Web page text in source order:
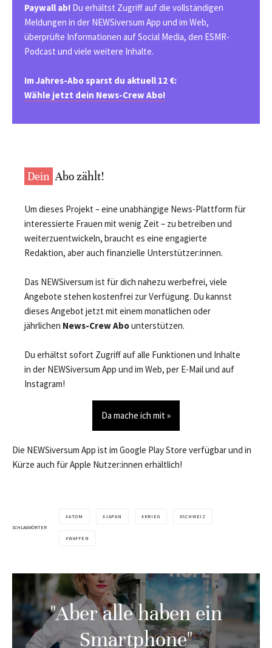
Paywall ab! Du erhältst Zugriff auf die vollständigen
Meldungen in der NEWSiversum App und im Web,
überprüfte Informationen auf Social Media, den ESMR-
Podcast und viele weitere Inhalte.
Im Jahres-Abo sparst du aktuell 12 €:
Wähle jetzt dein News-Crew Abo!
Dein Abo zählt!
Um dieses Projekt – eine unabhängige News-Plattform für
interessierte Frauen mit wenig Zeit – zu betreiben und
weiterzuentwickeln, braucht es eine engagierte
Redaktion, aber auch finanzielle Unterstützer:innen.
Das NEWSiversum ist für dich nahezu werbefrei, viele
Angebote stehen kostenfrei zur Verfügung. Du kannst
dieses Angebot jetzt mit einem monatlichen oder
jährlichen News-Crew Abounterstützen.
Du erhältst sofort Zugriff auf alle Funktionen und Inhalte
in der NEWSiversum App und im Web, per E-Mail und auf
Instagram!
Da mache ich mit »
Die NEWSiversum App ist im Google Play Store verfügbar und in
Kürze auch für Apple Nutzer:innen erhältlich!
SCHLAGWÖRTER
ATOM JAPAN KRIEG SCHWEIZ
WAFFEN
"Aber alle haben ein
Smartphone"